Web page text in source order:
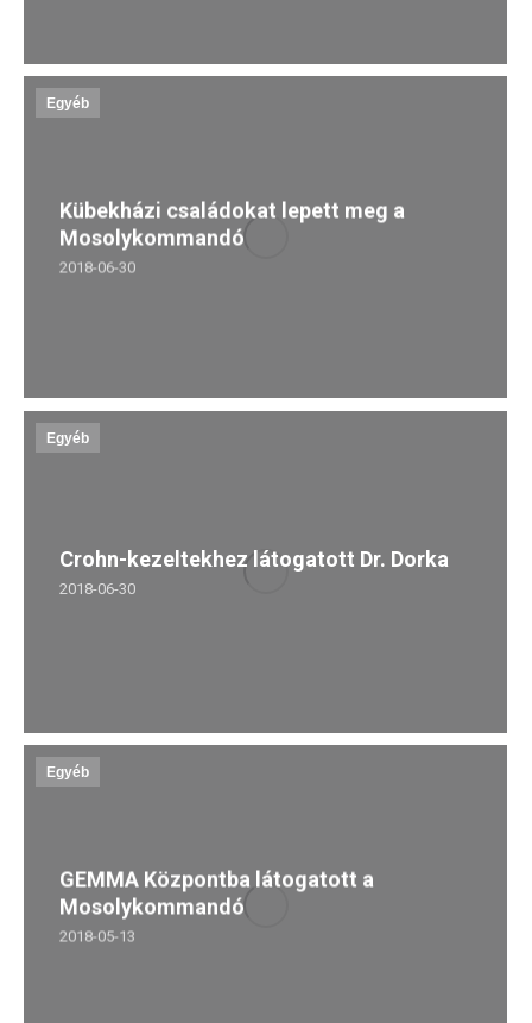
Egyéb
Kübekházi családokat lepett meg a
Mosolykommandó
2018-06-30
Egyéb
Crohn-kezeltekhez látogatott Dr. Dorka
2018-06-30
Egyéb
GEMMA Központba látogatott a
Mosolykommandó
2018-05-13